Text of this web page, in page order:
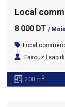
Local
8 000 DT / Mois
Local
Fairouz Laabidi
200 m2